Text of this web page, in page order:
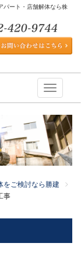
ート・店舗解体なら株
Toggle
をご検討なら勝建
事